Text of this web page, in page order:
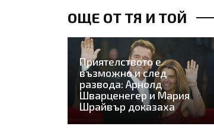
ОЩЕ ОТ ТЯ И ТОЙ
Приятелството е
възможно и след
развода: Арнолд
Шварценегер и Мария
Шрайвър доказаха